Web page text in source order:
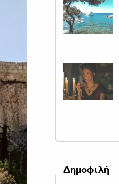
Δημοφιλή